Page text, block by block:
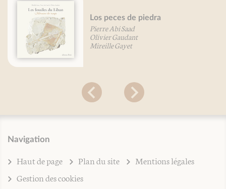
Los peces de piedra
Pierre Abi Saad
Olivier Gaudant
Mireille Gayet
Navigation
Haut de page Plan du site
Mentions légales
Gestion des cookies